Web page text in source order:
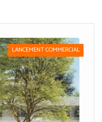
LANCEMENT COMMERCIAL